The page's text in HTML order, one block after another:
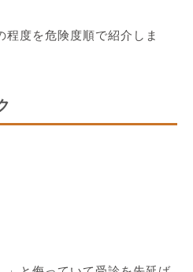
程度を危険度順で紹介しま